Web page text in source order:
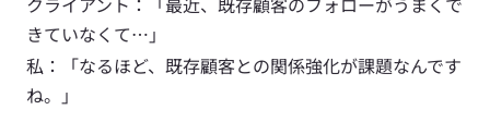
きていなくて…」
私：「なるほど、既存顧客との関係強化が課題なんです
ね。」